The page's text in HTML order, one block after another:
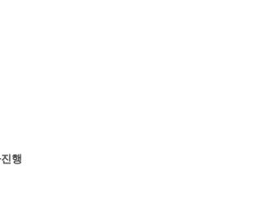
행